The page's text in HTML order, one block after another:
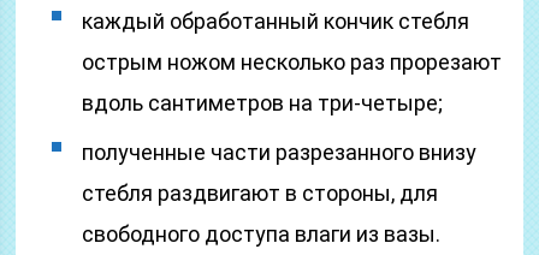
каждый обработанный кончик стебля
острым ножом несколько раз прорезают
вдоль сантиметров на три-четыре;
полученные части разрезанного внизу
стебля раздвигают в стороны, для
свободного доступа влаги из вазы.